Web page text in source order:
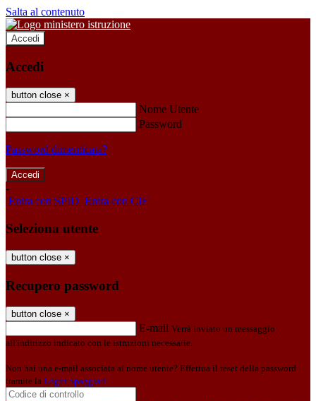
Salta al contenuto
Accedi
Accedi
button close ×
Nome Utente
Password
Password dimenticata?
-
Entra con SPID Entra con CIE
Seleziona utente
button close ×
Recupero password
button close ×
E-mail Verrà inviato un messaggio
all'indirizzo indicato con le istruzioni necessarie.
Non hai una e-mail associata al nome utente? Effettua il reset della password
tramite la Login Spaggiari